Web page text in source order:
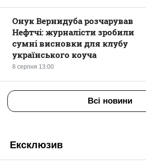
8 серпня 13:00
Онук Вернидуба розчарував
Нефтчі: журналісти зробили
сумні висновки для клубу
українського коуча
Всі новини
Ексклюзив